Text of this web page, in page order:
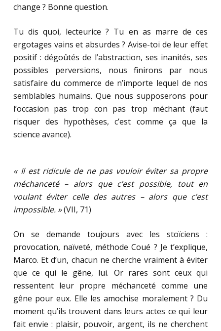
change ? Bonne question.
Tu dis quoi, lecteurice ? Tu en as marre de ces
ergotages vains et absurdes ? Avise-toi de leur effet
positif : dégoûtés de l’abstraction, ses inanités, ses
possibles perversions, nous finirons par nous
satisfaire du commerce de n’importe lequel de nos
semblables humains. Que nous supposerons pour
l’occasion pas trop con pas trop méchant (faut
risquer des hypothèses, c’est comme ça que la
science avance).
« Il est ridicule de ne pas vouloir éviter sa propre
méchanceté – alors que c’est possible, tout en
voulant éviter celle des autres – alors que c’est
impossible. »(VII, 71)
On se demande toujours avec les stoïciens :
provocation, naïveté, méthode Coué ? Je t’explique,
Marco. Et d’un, chacun ne cherche vraiment à éviter
que ce qui le gêne, lui. Or rares sont ceux qui
ressentent leur propre méchanceté comme une
gêne pour eux. Elle les amochise moralement ? Du
moment qu’ils trouvent dans leurs actes ce qui leur
fait envie : plaisir, pouvoir, argent, ils ne cherchent